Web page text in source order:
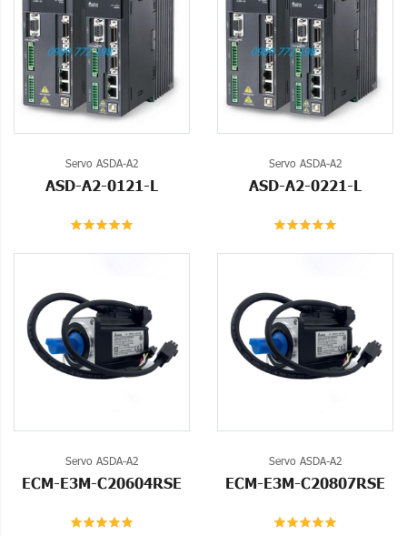
Servo ASDA-A2
ASD-A2-0121-L
Servo ASDA-A2
ASD-A2-0221-L
Servo ASDA-A2
ECM-E3M-C20604RSE
Servo ASDA-A2
ECM-E3M-C20807RSE